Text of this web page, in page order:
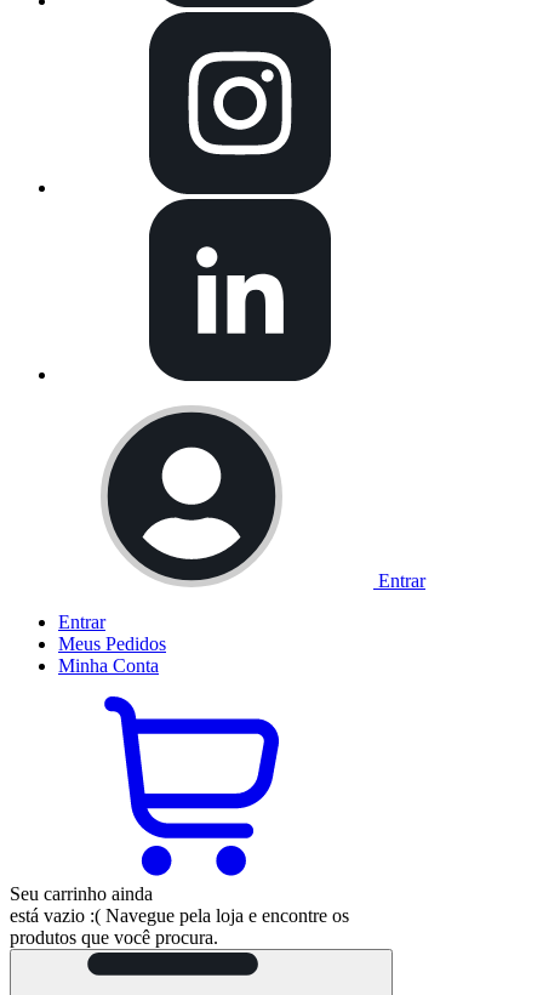
Entrar
Entrar
Meus Pedidos
Minha Conta
Seu carrinho ainda
está vazio :( Navegue pela loja e encontre os
produtos que você procura.